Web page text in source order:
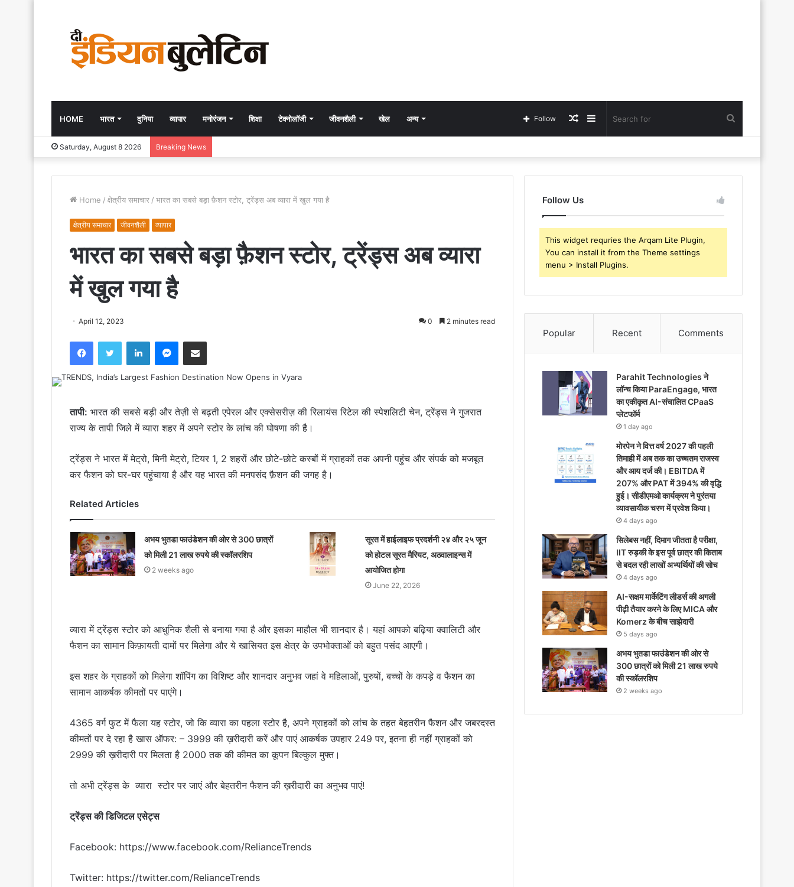
HOME भारत दुनिया व्यापार मनोरंजन शिक्षा टेक्नोलॉजी जीवनशैली खेल अन्य Sidebar
Random
Follow
Saturday, August 8 2026 Breaking News
Home / क्षेत्रीय समाचार / भारत का सबसे बड़ा फ़ैशन स्टोर, ट्रेंड्स अब व्यारा में खुल गया है
क्षेत्रीय समाचार जीवनशैली व्यापार
भारत का सबसे बड़ा फ़ैशन स्टोर, ट्रेंड्स अब व्यारा
में खुल गया है
April 12, 2023 0 2 minutes read
FacebookTwitter LinkedInMessenger
Share via Email
तापी: भारत की सबसे बड़ी और तेज़ी से बढ़ती एपेरल और एक्सेसरीज़ की रिलायंस रिटेल की स्पेशलिटी चेन, ट्रेंड्स ने गुजरात
राज्य के तापी जिले में व्यारा शहर में अपने स्टोर के लांच की घोषणा की है।
ट्रेंड्स ने भारत में मेट्रो, मिनी मेट्रो, टियर 1, 2 शहरों और छोटे-छोटे कस्बों में ग्राहकों तक अपनी पहुंच और संपर्क को मजबूत
कर फैशन को घर-घर पहुंचाया है और यह भारत की मनपसंद फ़ैशन की जगह है।
Related Articles
अभय भुतडा फाउंडेशन की ओर से 300 छात्रों
को मिली 21 लाख रुपये की स्कॉलरशिप
2 weeks ago
सूरत में हाईलाइफ प्रदर्शनी २४ और २५ जून
को होटल सूरत मैरियट, अठवालाइन्स में
आयोजित होगा
June 22, 2026
व्यारा में ट्रेंड्स स्टोर को आधुनिक शैली से बनाया गया है और इसका माहौल भी शानदार है। यहां आपको बढ़िया क्वालिटी और
फैशन का सामान किफ़ायती दामों पर मिलेगा और ये खासियत इस क्षेत्र के उपभोक्ताओं को बहुत पसंद आएगी।
इस शहर के ग्राहकों को मिलेगा शॉपिंग का विशिष्ट और शानदार अनुभव जहां वे महिलाओं, पुरुषों, बच्चों के कपड़े व फैशन का
सामान आकर्षक कीमतों पर पाएंगे।
4365 वर्ग फुट में फैला यह स्टोर, जो कि व्यारा का पहला स्टोर है, अपने ग्राहकों को लांच के तहत बेहतरीन फैशन और जबरदस्त
कीमतों पर दे रहा है खास ऑफर: – 3999 की ख़रीदारी करें और पाएं आकर्षक उपहार 249 पर, इतना ही नहीं ग्राहकों को
2999 की ख़रीदारी पर मिलता है 2000 तक की कीमत का कूपन बिल्कुल मुफ्त।
तो अभी ट्रेंड्स के व्यारा स्टोर पर जाएं और बेहतरीन फैशन की ख़रीदारी का अनुभव पाएं!
ट्रेंड्स की डिजिटल एसेट्स
Facebook: https://www.facebook.com/RelianceTrends
Twitter: https://twitter.com/RelianceTrends
Follow Us
This widget requries the Arqam Lite Plugin,
You can install it from the Theme settings
menu > Install Plugins.
Popular Recent Comments
Parahit Technologies ने
लॉन्च किया ParaEngage, भारत
का एकीकृत AI-संचालित CPaaS
प्लेटफॉर्म
1 day ago
मोरपेन ने वित्त वर्ष 2027 की पहली
तिमाही में अब तक का उच्चतम राजस्व
और आय दर्ज की। EBITDA में
207% और PAT में 394% की वृद्धि
हुई। सीडीएमओ कार्यक्रम ने पुरंतया
व्यावसायीक चरण में प्रवेश किया।
4 days ago
सिलेबस नहीं, दिमाग जीतता है परीक्षा,
IIT रुड़की के इस पूर्व छात्र की किताब
से बदल रही लाखों अभ्यर्थियों की सोच
4 days ago
AI-सक्षम मार्केटिंग लीडर्स की अगली
पीढ़ी तैयार करने के लिए MICA और
Komerz के बीच साझेदारी
5 days ago
अभय भुतडा फाउंडेशन की ओर से
300 छात्रों को मिली 21 लाख रुपये
की स्कॉलरशिप
2 weeks ago